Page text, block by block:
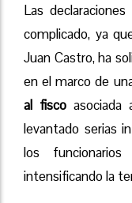
Las
complicado, ya
Juan Castro, ha
en el marco de
al fisco
levantado serias
los
intensificando la